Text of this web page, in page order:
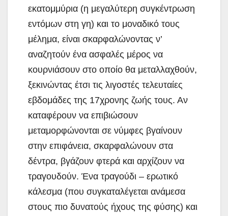
εκατομμύρια (η μεγαλύτερη συγκέντρωση
εντόμων στη γη) και το μοναδικό τους
μέλημα, είναι σκαρφαλώνοντας ν’
αναζητούν ένα ασφαλές μέρος να
κουρνιάσουν στο οποίο θα μεταλλαχθούν,
ξεκινώντας έτσι τις λιγοστές τελευταίες
εβδομάδες της 17χρονης ζωής τους. Αν
καταφέρουν να επιβιώσουν
μεταμορφώνονται σε νύμφες βγαίνουν
στην επιφάνεια, σκαρφαλώνουν στα
δέντρα, βγάζουν φτερά και αρχίζουν να
τραγουδούν. Ένα τραγούδι – ερωτικό
κάλεσμα (που συγκαταλέγεται ανάμεσα
στους πιο δυνατούς ήχους της φύσης) και